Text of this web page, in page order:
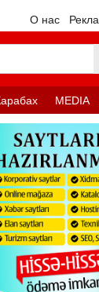
О нас
MEDIA